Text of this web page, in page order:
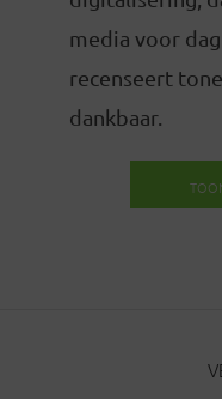
media voor
recenseert
dankbaar.